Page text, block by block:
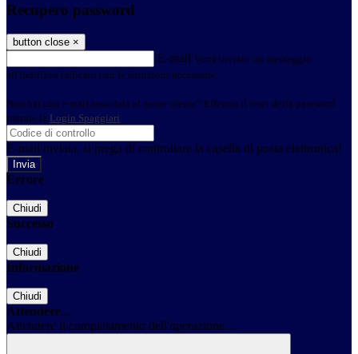
Recupero password
button close ×
E-mail Verrà inviato un messaggio
all'indirizzo indicato con le istruzioni necessarie.
Non hai una e-mail associata al nome utente? Effettua il reset della password
tramite la Login Spaggiari
E-mail inviata, si prega di controllare la casella di posta elettronica!
Errore
Chiudi
Successo
Chiudi
Informazione
Chiudi
Attendere...
Attendere il completamento dell'operazione...